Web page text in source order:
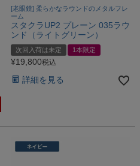
[老眼鏡] 柔らかなラウンドのメタルフレ
ーム
スタクラUP2 プレーン 035ラウ
ンド（ライトグリーン）
次回入荷は未定 1本限定
¥19,800税込
詳細を見る